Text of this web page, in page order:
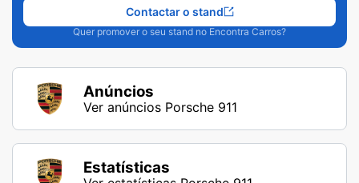
Quer promover o seu stand no Encontra Carros?
Contactar o stand
Anúncios
Ver anúncios Porsche 911
Estatísticas